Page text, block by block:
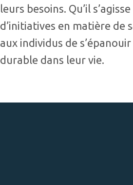
leurs besoins. Qu’il
d’initiatives en matière
aux individus de
durable dans leur vie.